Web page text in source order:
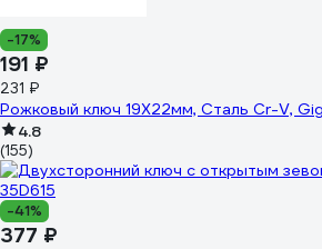
-17%
191 ₽
231 ₽
Рожковый ключ 19X22мм, Сталь Cr-V,
4.8
(155)
-41%
377 ₽